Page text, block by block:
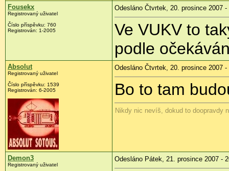
Fousekx
Registrovaný uživatel
Číslo příspěvku: 760
Registrován: 1-2005
Odesláno Čtvrtek, 20. prosince 2007 -
Ve VUKV to
podle
Absolut
Registrovaný uživatel
Číslo příspěvku: 1539
Registrován: 6-2005
Odesláno Čtvrtek, 20. prosince 2007 -
Bo to tam
Nikdy nic nevíš, dokud to doopravdy
Demon3
Registrovaný uživatel
Odesláno Pátek, 21. prosince 2007 -